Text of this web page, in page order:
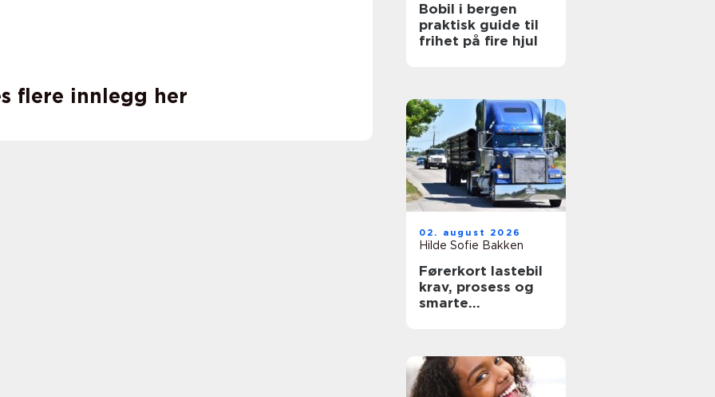
flere innlegg her
Bobil i bergen
praktisk guide til
frihet på fire hjul
02. august 2026
Hilde Sofie Bakken
Førerkort lastebil
krav, prosess og
smarte